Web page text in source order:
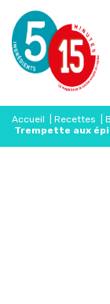
Accueil Recettes
Trempette aux